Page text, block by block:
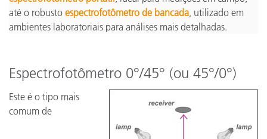
até o robusto espectrofotômetro de bancada, utilizado em
ambientes laboratoriais para análises mais detalhadas.
Espectrofotômetro 0°/45° (ou 45°/0°)
Este é o tipo mais
comum de